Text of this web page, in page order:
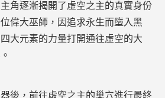
角逐漸揭開了虛空之主的真實身份
偉大巫師，因追求永生而墮入黑
大元素的力量打開通往虛空的大
後，前往虛空之主的巢穴進行最終